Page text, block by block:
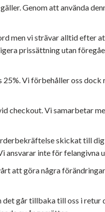
Genom att använda
men vi strävar alltid efter
prissättning utan
25%. Vi förbehåller oss
checkout. Vi samarbetar
skickat till
inte för felangivna
att göra några
går tillbaka till oss i